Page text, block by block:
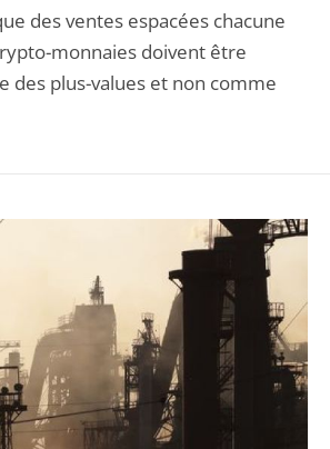
des ventes espacées chacune
monnaies doivent être
des plus-values et non comme